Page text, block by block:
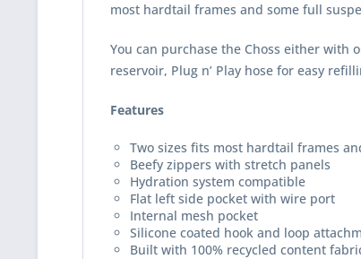
most hardtail frames and some full
You can purchase the Choss either with
reservoir, Plug n’ Play hose for easy
Features
Two sizes fits most hardtail frames
Beefy zippers with stretch panels
Hydration system compatible
Flat left side pocket with wire port
Internal mesh pocket
Silicone coated hook and loop
Built with 100% recycled content